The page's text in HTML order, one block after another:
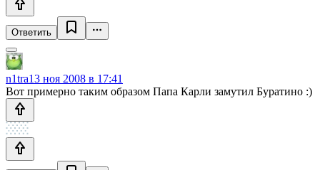
Ответить
n1tra13 ноя 2008 в 17:41
Вот примерно таким образом Папа Карли замутил Буратино :)